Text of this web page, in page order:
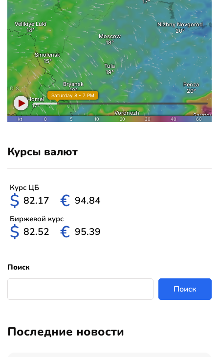
Курсы валют
Курс ЦБ
$ 82.17 € 94.84
Биржевой курс
$ 82.52 € 95.39
Поиск
Поиск
Последние новости